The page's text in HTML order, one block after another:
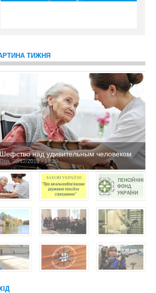
ТИЖНЯ
Шефство над удивительным человеком
Птн, 20/12/2019 - 16:29